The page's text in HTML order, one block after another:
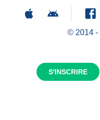
S'INSCRIRE
© 2014 -